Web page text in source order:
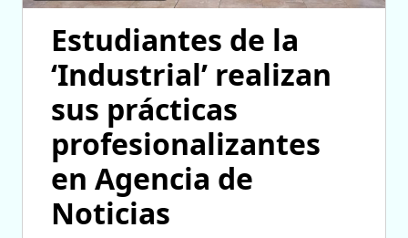
Estudiantes de la
‘Industrial’ realizan
sus prácticas
profesionalizantes
en Agencia de
Noticias